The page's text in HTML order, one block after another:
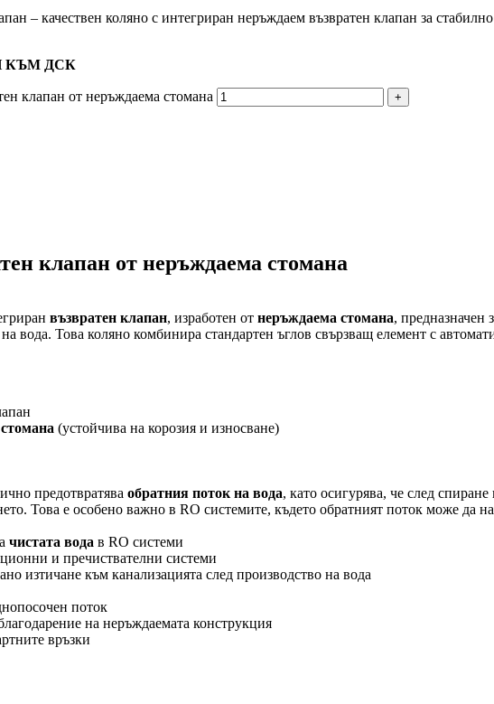
– качествен коляно с интегриран неръждаем възвратен клапан за
КЪМ ДСК
клапан от неръждаема стомана
клапан от неръждаема стомана
възвратен клапан, изработен от неръждаема стомана, предназначен
вода. Това коляно комбинира стандартен ъглов свързващ елемент с
(устойчива на корозия и износване)
предотвратява обратния поток на вода, като осигурява, че след
Това е особено важно в RO системите, където обратният поток може да
чистата вода в RO системи
и пречиствателни системи
изтичане към канализацията след производство на вода
поток
на неръждаемата конструкция
връзки